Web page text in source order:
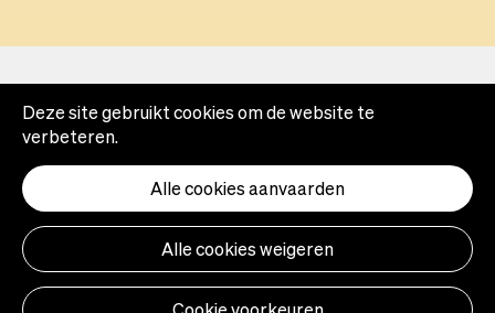
tab
Deze site gebruikt cookies om de website te
verbeteren.
Alle cookies weigeren
Alle cookies aanvaarden